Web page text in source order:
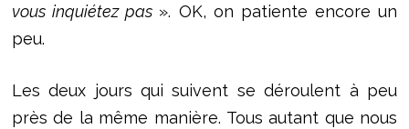
vous inquiétez pas ». OK, on patiente encore un
peu.
Les deux jours qui suivent se déroulent à peu
près de la même manière. Tous autant que nous